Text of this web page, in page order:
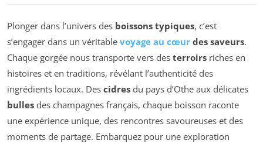
Plonger dans l’univers des boissons typiques, c’est
s’engager dans un véritable voyage au cœur des saveurs.
Chaque gorgée nous transporte vers des terroirs riches en
histoires et en traditions, révélant l’authenticité des
ingrédients locaux. Des cidres du pays d’Othe aux délicates
bulles des champagnes français, chaque boisson raconte
une expérience unique, des rencontres savoureuses et des
moments de partage. Embarquez pour une exploration